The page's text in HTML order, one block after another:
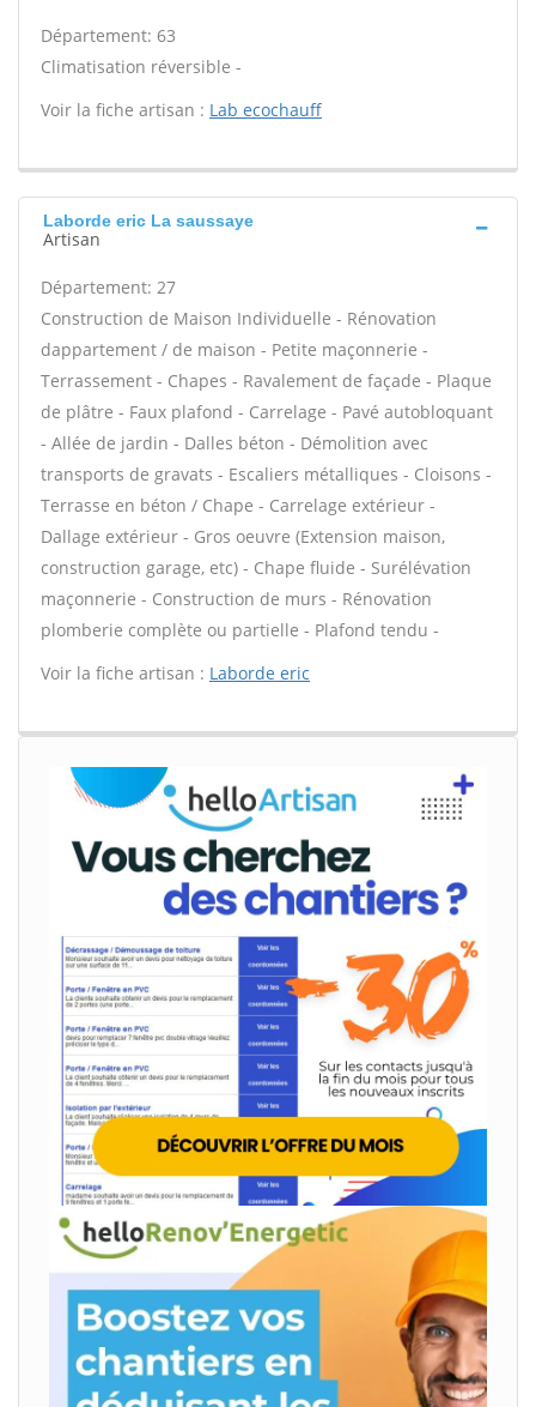
Département: 63
Climatisation réversible -
Voir la fiche artisan : Lab ecochauff
Laborde eric La saussaye
Artisan
Département: 27
Construction de Maison Individuelle - Rénovation
dappartement / de maison - Petite maçonnerie -
Terrassement - Chapes - Ravalement de façade - Plaque
de plâtre - Faux plafond - Carrelage - Pavé autobloquant
- Allée de jardin - Dalles béton - Démolition avec
transports de gravats - Escaliers métalliques - Cloisons -
Terrasse en béton / Chape - Carrelage extérieur -
Dallage extérieur - Gros oeuvre (Extension maison,
construction garage, etc) - Chape fluide - Surélévation
maçonnerie - Construction de murs - Rénovation
plomberie complète ou partielle - Plafond tendu -
Voir la fiche artisan : Laborde eric